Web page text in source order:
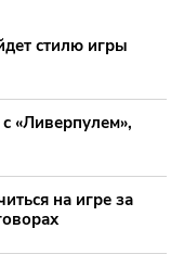
стилю игры
«Ливерпулем»,
на игре за